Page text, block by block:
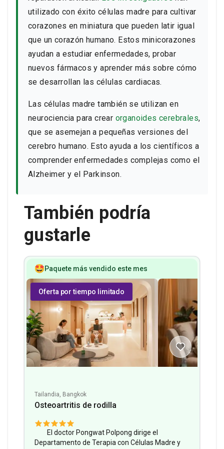
utilizado con éxito células madre para cultivar
corazones en miniatura que pueden latir igual
que un corazón humano. Estos minicorazones
ayudan a estudiar enfermedades, probar
nuevos fármacos y aprender más sobre cómo
se desarrollan las células cardiacas.
Las células madre también se utilizan en
neurociencia para crear organoides cerebrales,
que se asemejan a pequeñas versiones del
cerebro humano. Esto ayuda a los científicos a
comprender enfermedades complejas como el
Alzheimer y el Parkinson.
También podría
gustarle
Paquete más vendido este mes
Oferta por tiempo limitado
Tailandia, Bangkok
Osteoartritis de rodilla
El doctor Pongwat Polpong dirige el
Departamento de Terapia con Células Madre y